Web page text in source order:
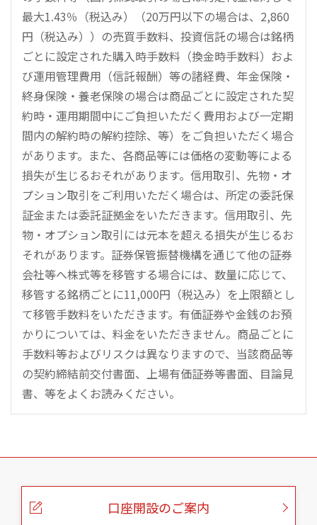
最大1.43％（税込み）（20万円以下の場合は、2,860
円（税込み））の売買手数料、投資信託の場合は銘柄
ごとに設定された購入時手数料（換金時手数料）およ
び運用管理費用（信託報酬）等の諸経費、年金保険・
終身保険・養老保険の場合は商品ごとに設定された契
約時・運用期間中にご負担いただく費用および一定期
間内の解約時の解約控除、等）をご負担いただく場合
があります。また、各商品等には価格の変動等による
損失が生じるおそれがあります。信用取引、先物・オ
プション取引をご利用いただく場合は、所定の委託保
証金または委託証拠金をいただきます。信用取引、先
物・オプション取引には元本を超える損失が生じるお
それがあります。証券保管振替機構を通じて他の証券
会社等へ株式等を移管する場合には、数量に応じて、
移管する銘柄ごとに11,000円（税込み）を上限額とし
て移管手数料をいただきます。有価証券や金銭のお預
かりについては、料金をいただきません。商品ごとに
手数料等およびリスクは異なりますので、当該商品等
の契約締結前交付書面、上場有価証券等書面、目論見
書、等をよくお読みください。
こ
口座開設のご案内